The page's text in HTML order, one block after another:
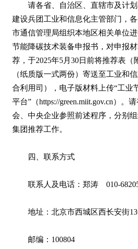
请各省、自治区、直辖市及计
建设兵团工业和信息化主管部门，
市通信管理局组织本地区相关单位
节能降碳技术装备申报书，对申报
荐，于2025年5月30日前将推荐表（
（纸质版一式两份）寄送至工业和
合利用司），电子版材料上传“工业
平台”（https://green.miit.gov.cn）。
会、中央企业参照前述程序，分别
集团推荐工作。
四、联系方式
联系人及电话：郑涛 010-
地址：北京市西城区西长安街
邮编：100804